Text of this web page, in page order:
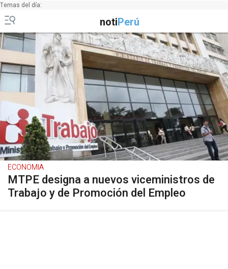
Temas del día:
notiPerú
ECONOMIA
MTPE designa a nuevos viceministros de
Trabajo y de Promoción del Empleo